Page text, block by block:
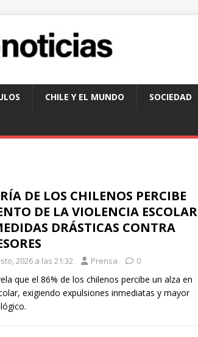
CHILE Y EL MUNDO SOCIEDAD
DE LOS CHILENOS PERCIBE
DE LA VIOLENCIA ESCOLAR
DRÁSTICAS CONTRA
2026 a las 21:32 Prensa 0
que el 86% de los chilenos percibe un alza en
exigiendo expulsiones inmediatas y mayor